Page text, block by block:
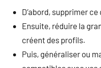
D’abord, supprimer ce
Ensuite, réduire la
créent des profils.
Puis, généraliser ou